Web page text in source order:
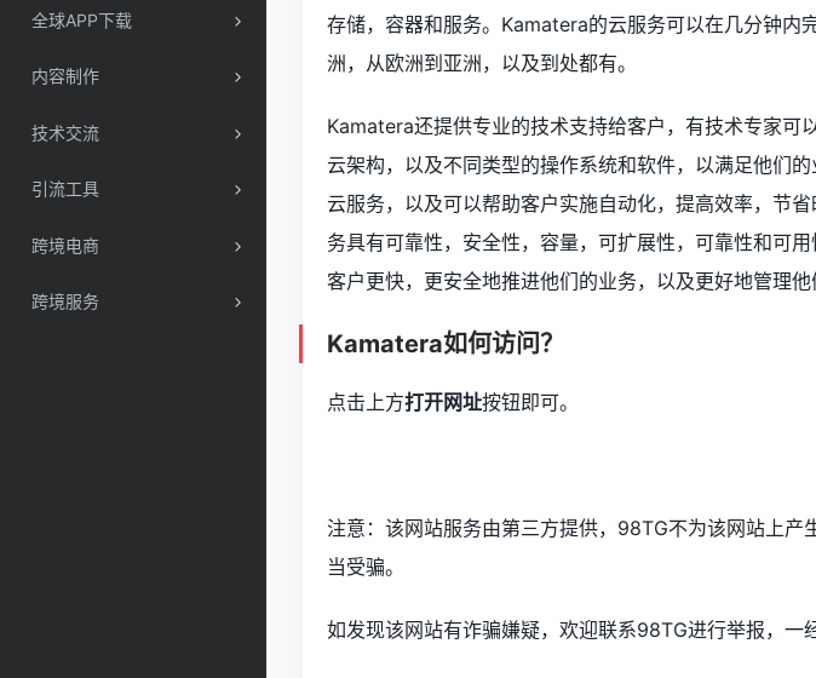
全球APP下载
内容制作
技术交流
引流工具
跨境电商
跨境服务
存储，容器和服务。Kamatera的云服务可以在几分钟内
洲，从欧洲到亚洲，以及到处都有。
Kamatera还提供专业的技术支持给客户，有技术专家
云架构，以及不同类型的操作系统和软件，以满足他们
云服务，以及可以帮助客户实施自动化，提高效率，节
务具有可靠性，安全性，容量，可扩展性，可靠性和可
客户更快，更安全地推进他们的业务，以及更好地管理他
Kamatera如何访问？
点击上方打开网址按钮即可。
注意：该网站服务由第三方提供，98TG不为该网站上
当受骗。
如发现该网站有诈骗嫌疑，欢迎联系98TG进行举报，一